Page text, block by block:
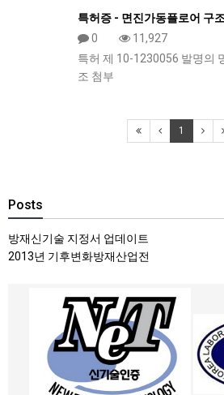
특허증 - 면진가동플로어 구
0
11,927
특허 제 10-1230056 발명의
조 첨부
1
Posts
방재신기술 지정서 업데이트
2013년 기후변화방재산업전